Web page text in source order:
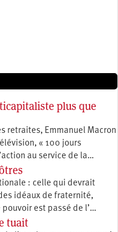
plus que
retraites, Emmanuel Macron
« 100 jours
au service de la…
: celle qui devrait
idéaux de fraternité,
est passé de l’…
tuait